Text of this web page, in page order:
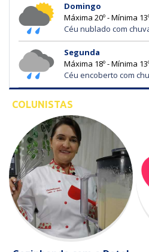
Domingo
Máxima 20º - Mínima
Céu nublado com
Segunda
Máxima 18º - Mínima
Céu encoberto com
COLUNISTAS